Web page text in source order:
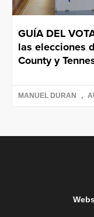
GUÍA DEL
las elecciones
County y
MANUEL DURAN